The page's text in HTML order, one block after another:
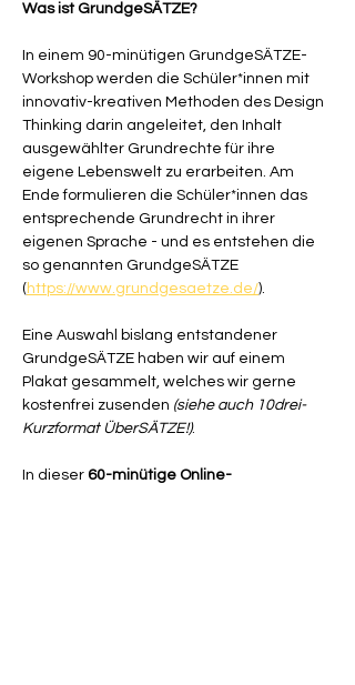
Was ist GrundgeSÄTZE?
In einem 90-minütigen GrundgeSÄTZE-
Workshop werden die Schüler*innen mit
innovativ-kreativen Methoden des Design
Thinking darin angeleitet, den Inhalt
ausgewählter Grundrechte für ihre
eigene Lebenswelt zu erarbeiten. Am
Ende formulieren die Schüler*innen das
entsprechende Grundrecht in ihrer
eigenen Sprache - und es entstehen die
so genannten GrundgeSÄTZE
( https://www.grundgesaetze.de/).
Eine Auswahl bislang entstandener
GrundgeSÄTZE haben wir auf einem
Plakat gesammelt, welches wir gerne
kostenfrei zusenden (siehe auch 10drei-
Kurzformat ÜberSÄTZE!).
In dieser 60-minütige Online-